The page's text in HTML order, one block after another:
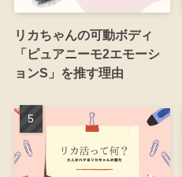
リカちゃんの可動ボディ
「ピュアニーモ2エモーシ
ョンS」を推す理由